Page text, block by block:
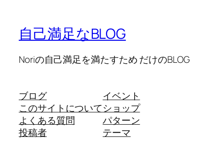
自己満足なBLOG
Noriの自己満足を満たすため だけのBLOG
ブログ
このサイトについて
よくある質問
投稿者
イベント
ショップ
パターン
テーマ